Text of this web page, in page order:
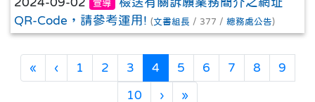
宣導
QR-Code，請參考運用! (文書組長 / 377 / 總務處公告)
«第一頁
‹上一頁
1 2 3 4(目前頁次)
5 6 7 8 9
10 ›下一頁
»最後頁